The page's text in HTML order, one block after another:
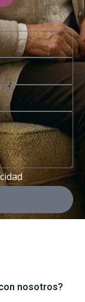
nosotros?